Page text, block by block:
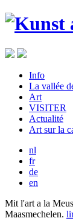
Info
La vallée
Art
VISITER
Actualité
Art sur la
nl
fr
de
en
Mit l'art a la
Maasmechelen.